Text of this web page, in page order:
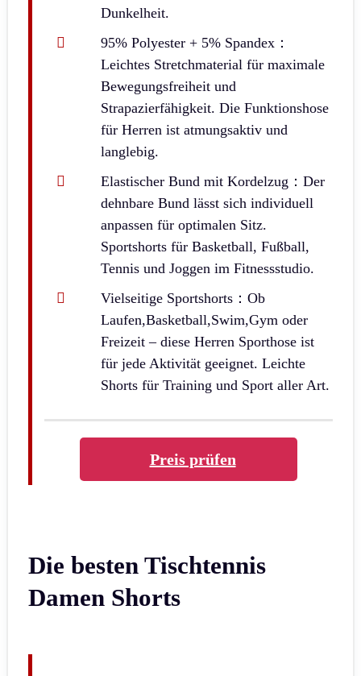
Dunkelheit.
95% Polyester + 5% Spandex：
Leichtes Stretchmaterial für maximale
Bewegungsfreiheit und
Strapazierfähigkeit. Die Funktionshose
für Herren ist atmungsaktiv und
langlebig.
Elastischer Bund mit Kordelzug：Der
dehnbare Bund lässt sich individuell
anpassen für optimalen Sitz.
Sportshorts für Basketball, Fußball,
Tennis und Joggen im Fitnessstudio.
Vielseitige Sportshorts：Ob
Laufen,Basketball,Swim,Gym oder
Freizeit – diese Herren Sporthose ist
für jede Aktivität geeignet. Leichte
Shorts für Training und Sport aller Art.
Preis prüfen
Die besten Tischtennis
Damen Shorts